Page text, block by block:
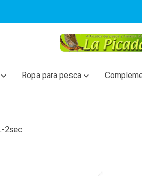
Ropa para pesca
2sec